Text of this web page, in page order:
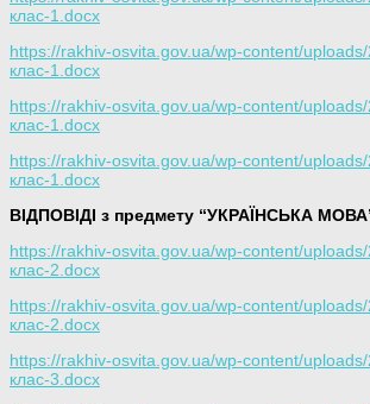
клас-1.docx
https://rakhiv-osvita.gov.ua/wp-content/
клас-1.docx
https://rakhiv-osvita.gov.ua/wp-content/
клас-1.docx
https://rakhiv-osvita.gov.ua/wp-content/
клас-1.docx
ВІДПОВІДІ з предмету “УКРАЇНСЬКА
https://rakhiv-osvita.gov.ua/wp-content/
клас-2.docx
https://rakhiv-osvita.gov.ua/wp-content/
клас-2.docx
https://rakhiv-osvita.gov.ua/wp-content/
клас-3.docx